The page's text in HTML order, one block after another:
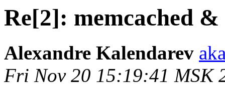
Re[2]: memcached
Alexandre Kalendarev
Fri Nov 20 15:19:41 MSK